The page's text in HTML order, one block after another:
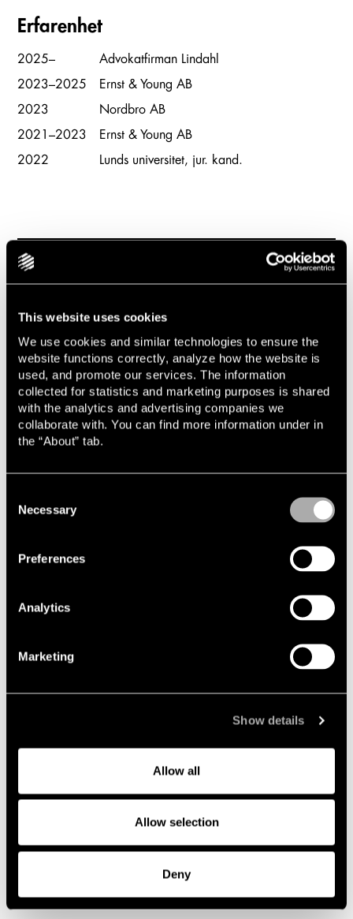
This website uses cookies
We use cookies and similar technologies to ensure the
website functions correctly, analyze how the website is
used, and promote our services. The information
collected for statistics and marketing purposes is shared
with the analytics and advertising companies we
collaborate with. You can find more information under in
the “About” tab.
Selection
Necessary
Preferences
Analytics
Marketing
Show details
Allow all
Allow selection
Deny
Erfarenhet
2025–
Advokatfirman Lindahl
2023–2025
Ernst & Young AB
2023
Nordbro AB
2021–2023
Ernst & Young AB
2022
Lunds universitet, jur. kand.
Nyheter, event och insikter
2026-10-08
Är du i slutet av dina juriststudier eller arbetar
mer om vardagen på en affärsjuridisk